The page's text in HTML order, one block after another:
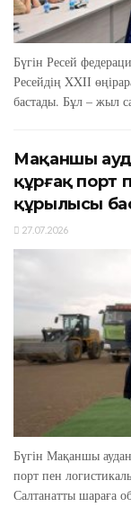
Бүгін Ресей
Ресейдің XXIІ
бастады. Бұл – жыл
Мақаншы
құрғақ порт
құрылысы
27.07.2026
Бүгін Мақаншы
порт пен
Салтанатты шараға